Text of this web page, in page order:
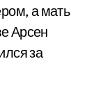
а мать
Арсен
за